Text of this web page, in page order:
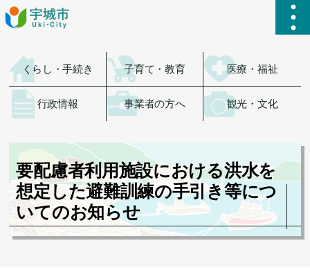
ハ
くらし・手続き 子育て・教育 医療・福祉
行政情報 事業者の方へ 観光・文化
要配慮者利用施設における洪水を
想定した避難訓練の手引き等につ
いてのお知らせ